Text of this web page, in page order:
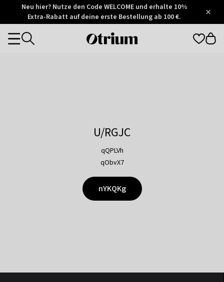
Otrium
Trustpilot
Neu hier? Nutze den Code WELCOME und erhalte 10%
Extra-Rabatt auf deine erste Bestellung ab 100 €.
Otrium
Categories
U/RGJC
qQPLVh
qObvX7
nYKQKg